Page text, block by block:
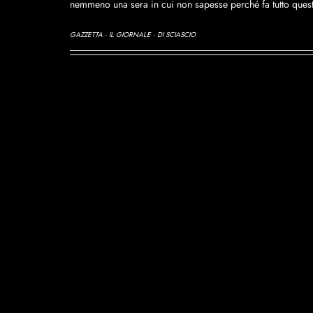
nemmeno una sera in cui non sapesse perché fa tutto
GAZZETTA · IL GIORNALE · DI SCIASCIO